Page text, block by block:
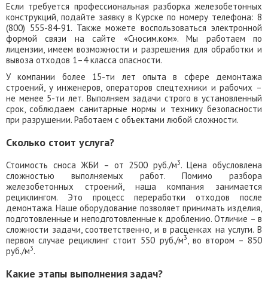
Если требуется профессиональная разборка железобетонных
конструкций, подайте заявку в Курске по номеру телефона: 8
(800) 555-84-91. Также можете воспользоваться электронной
формой связи на сайте «Сносим.ком». Мы работаем по
лицензии, имеем возможности и разрешения для обработки и
вывоза отходов 1–4 класса опасности.
У компании более 15-ти лет опыта в сфере демонтажа
строений, у инженеров, операторов спецтехники и рабочих –
не менее 5-ти лет. Выполняем задачи строго в установленный
срок, соблюдаем санитарные нормы и технику безопасности
при разрушении. Работаем с объектами любой сложности.
Сколько стоит услуга?
Стоимость сноса ЖБИ – от 2500 руб./м3. Цена обусловлена
сложностью выполняемых работ. Помимо разбора
железобетонных строений, наша компания занимается
рециклингом. Это процесс переработки отходов после
демонтажа. Наше оборудование позволяет принимать изделия,
подготовленные и неподготовленные к дроблению. Отличие – в
сложности задачи, соответственно, и в расценках на услуги. В
первом случае рециклинг стоит 550 руб./м3, во втором – 850
руб./м3.
Какие этапы выполнения задач?